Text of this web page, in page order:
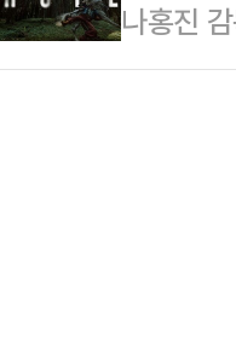
유배지
다.1924
남편 조
나홍진
다. 2022